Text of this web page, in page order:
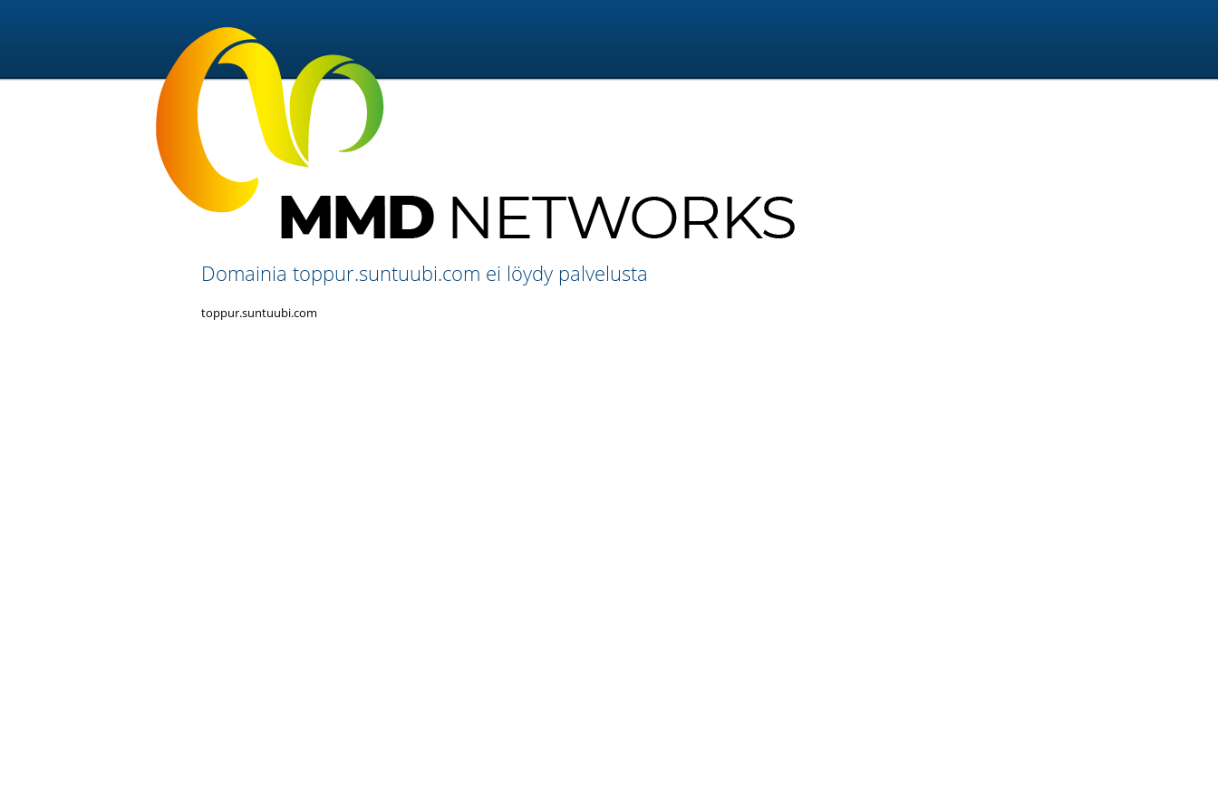
Domainia toppur.suntuubi.com ei löydy palvelusta
toppur.suntuubi.com